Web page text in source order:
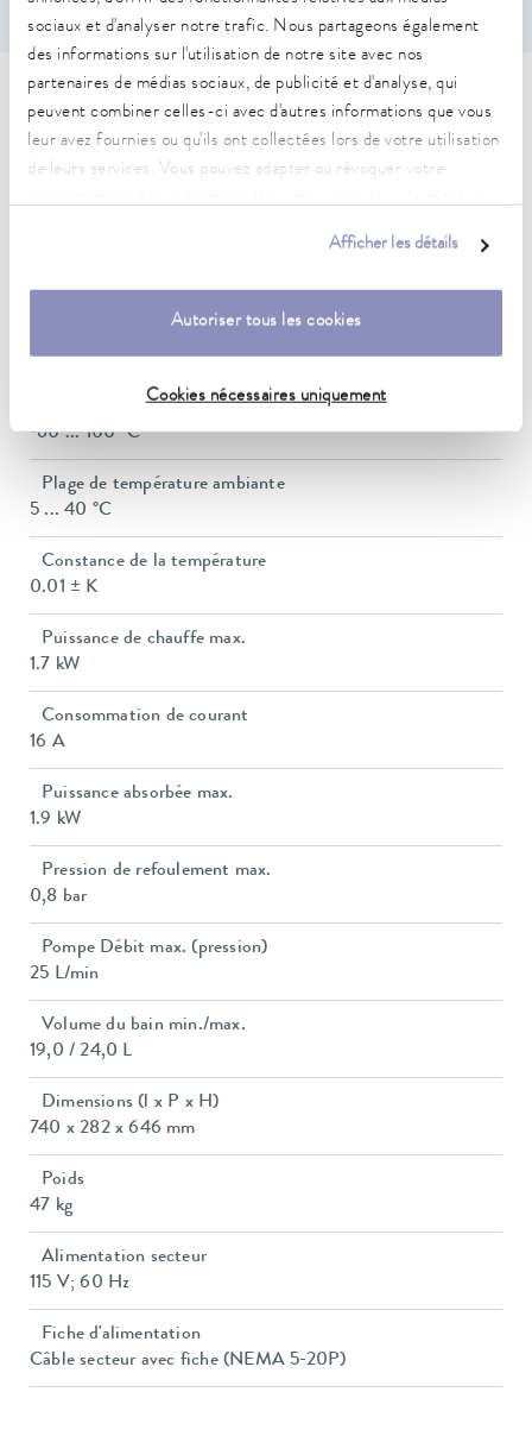
sociaux et d'analyser notre trafic. Nous partageons également
des informations sur l'utilisation de notre site avec nos
partenaires de médias sociaux, de publicité et d'analyse, qui
peuvent combiner celles-ci avec d'autres informations que vous
leur avez fournies ou qu'ils ont collectées lors de votre utilisation
de leurs services. Vous pouvez adapter ou révoquer votre
Afficher les détails
Autoriser tous les cookies
Cookies nécessaires uniquement
Caractéristiques techniques
(selon DIN 12876)
refroidissement à l'eau
20 ... 100 °C
Plage de température de fonctionnement
-60 ... 100 °C
Plage de température ambiante
5 ... 40 °C
Constance de la température
0.01 ± K
Puissance de chauffe max.
1.7 kW
Consommation de courant
16 A
Puissance absorbée max.
1.9 kW
Pression de refoulement max.
0,8 bar
Pompe Débit max. (pression)
25 L/min
Volume du bain min./max.
19,0 / 24,0 L
Dimensions (l x P x H)
740 x 282 x 646 mm
Poids
47 kg
Alimentation secteur
115 V; 60 Hz
Fiche d'alimentation
Câble secteur avec fiche (NEMA 5-20P)